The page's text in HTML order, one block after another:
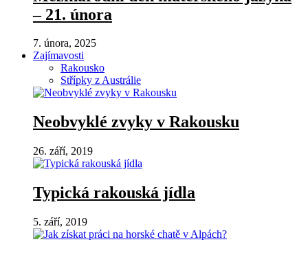
– 21. února
7. února, 2025
Zajímavosti
Rakousko
Střípky z Austrálie
Neobvyklé zvyky v Rakousku
26. září, 2019
Typická rakouská jídla
5. září, 2019